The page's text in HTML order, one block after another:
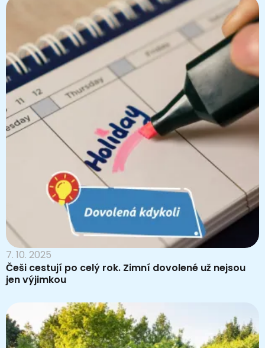
7. 10. 2025
Češi cestují po celý rok. Zimní dovolené už nejsou
jen výjimkou